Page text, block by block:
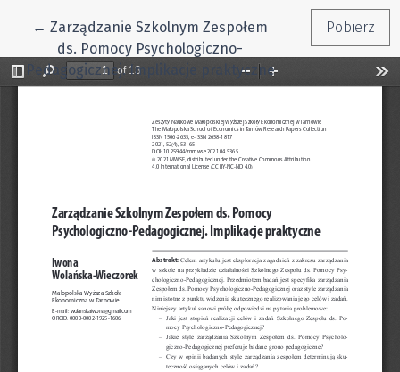
←Wróć do szczegółów artykułu
Zarządzanie Szkolnym Zespołem
ds. Pomocy Psychologiczno-
Pedagogicznej. Implikacje praktyczne
Pobierz